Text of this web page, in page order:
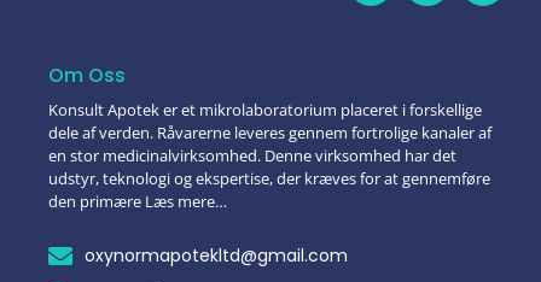
Om Oss
Konsult Apotek er et mikrolaboratorium placeret i forskellige
dele af verden. Råvarerne leveres gennem fortrolige kanaler af
en stor medicinalvirksomhed. Denne virksomhed har det
udstyr, teknologi og ekspertise, der kræves for at gennemføre
den primære Læs mere…
oxynormapotekltd@gmail.com